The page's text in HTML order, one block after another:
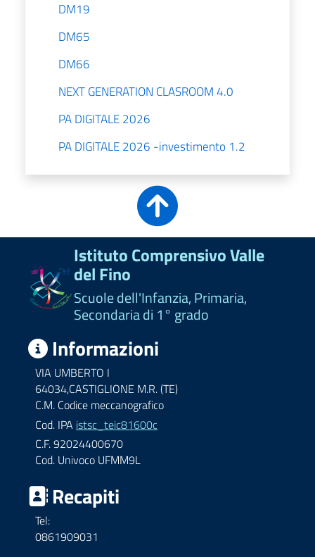
DM19
DM65
DM66
NEXT GENERATION CLASROOM 4.0
PA DIGITALE 2026
PA DIGITALE 2026 -investimento 1.2
Istituto Comprensivo Valle
del Fino
Scuole dell'Infanzia, Primaria,
Secondaria di 1° grado
Informazioni
VIA UMBERTO I
64034,CASTIGLIONE M.R. (TE)
C.M. Codice meccanografico
Cod. IPA istsc_teic81600c
C.F. 92024400670
Cod. Univoco UFMM9L
Recapiti
Tel:
0861909031